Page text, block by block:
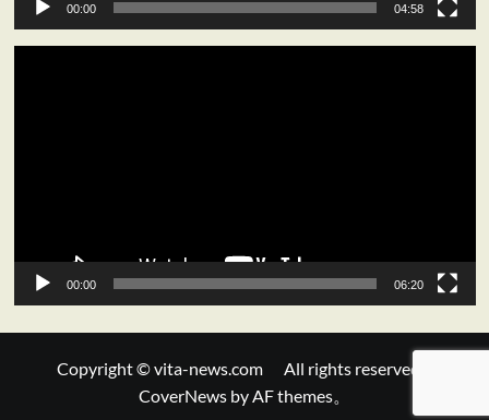
00:00 04:58
00:00 06:20
Copyright © vita-news.com All rights reserved.
CoverNews by AF themes。